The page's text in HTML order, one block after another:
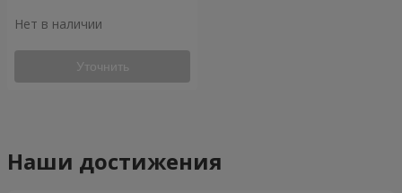
Нет в наличии
Уточнить
Наши достижения